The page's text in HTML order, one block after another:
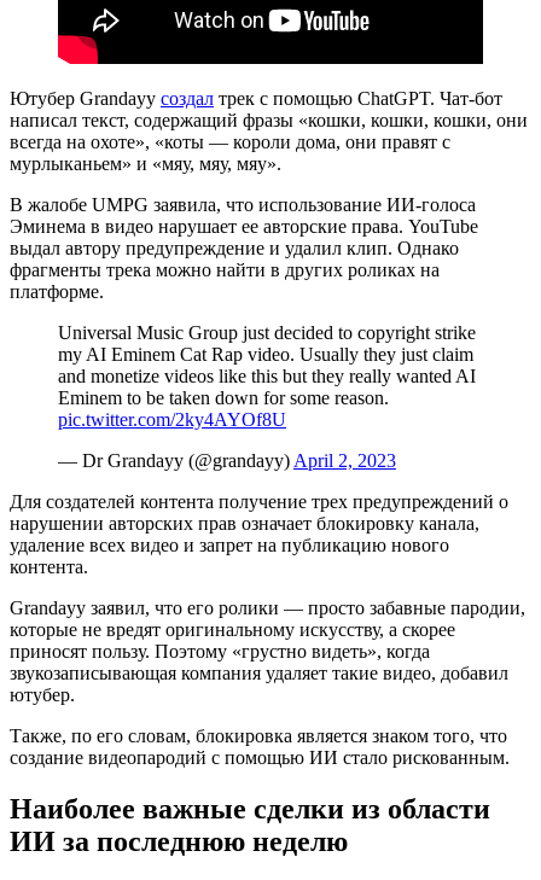
Ютубер Grandayy создал трек с помощью ChatGPT. Чат-бот
написал текст, содержащий фразы «кошки, кошки, кошки, они
всегда на охоте», «коты — короли дома, они правят с
мурлыканьем» и «мяу, мяу, мяу».
В жалобе UMPG заявила, что использование ИИ-голоса
Эминема в видео нарушает ее авторские права. YouTube
выдал автору предупреждение и удалил клип. Однако
фрагменты трека можно найти в других роликах на
платформе.
Universal Music Group just decided to copyright strike
my AI Eminem Cat Rap video. Usually they just claim
and monetize videos like this but they really wanted AI
Eminem to be taken down for some reason.
pic.twitter.com/2ky4AYOf8U
— Dr Grandayy (@grandayy) April 2, 2023
Для создателей контента получение трех предупреждений о
нарушении авторских прав означает блокировку канала,
удаление всех видео и запрет на публикацию нового
контента.
Grandayy заявил, что его ролики — просто забавные пародии,
которые не вредят оригинальному искусству, а скорее
приносят пользу. Поэтому «грустно видеть», когда
звукозаписывающая компания удаляет такие видео, добавил
ютубер.
Также, по его словам, блокировка является знаком того, что
создание видеопародий с помощью ИИ стало рискованным.
Наиболее важные сделки из области
ИИ за последнюю неделю